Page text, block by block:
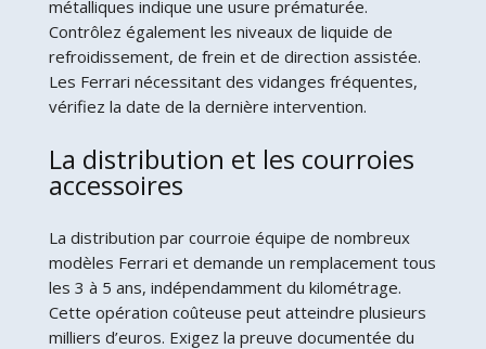
métalliques indique une usure prématurée.
Contrôlez également les niveaux de liquide de
refroidissement, de frein et de direction assistée.
Les Ferrari nécessitant des vidanges fréquentes,
vérifiez la date de la dernière intervention.
La distribution et les courroies
accessoires
La distribution par courroie équipe de nombreux
modèles Ferrari et demande un remplacement tous
les 3 à 5 ans, indépendamment du kilométrage.
Cette opération coûteuse peut atteindre plusieurs
milliers d’euros. Exigez la preuve documentée du